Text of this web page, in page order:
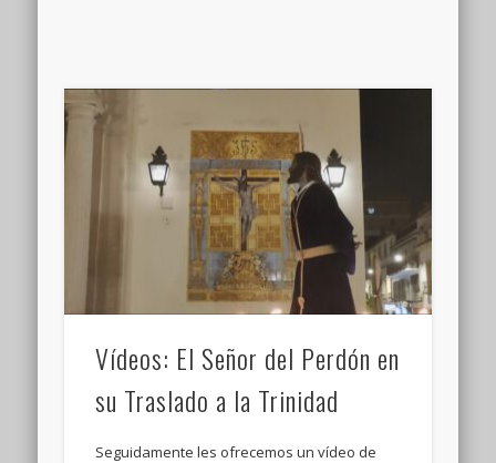
Vídeos: El Señor del Perdón en
su Traslado a la Trinidad
Seguidamente les ofrecemos un vídeo de